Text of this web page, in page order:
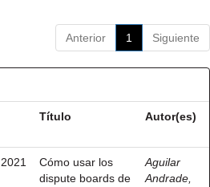
Anterior 1 Siguiente
Título Autor(es)
2021
Cómo usar los
dispute boards de
Aguilar
Andrade,